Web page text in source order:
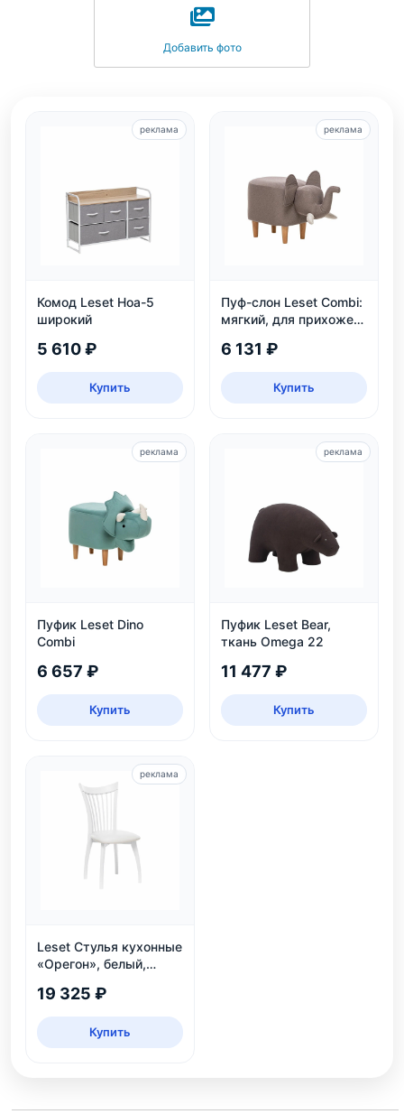
Добавить фото
Комод Leset Ноа-5
широкий
5 610 ₽
Купить
реклама
Пуф-слон Leset Combi:
мягкий, для прихожей
серый
6 131 ₽
Купить
реклама
Пуфик Leset Dino
Combi
6 657 ₽
Купить
реклама
Пуфик Leset Bear,
ткань Omega 22
11 477 ₽
Купить
реклама
Leset Стулья кухонные
«Орегон», белый,
19 325 ₽
Купить
реклама